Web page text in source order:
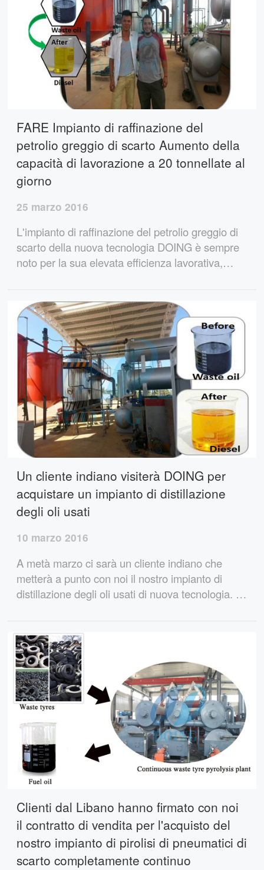
FARE Impianto di raffinazione del
petrolio greggio di scarto Aumento della
capacità di lavorazione a 20 tonnellate al
giorno
25 marzo 2016
L'impianto di raffinazione del petrolio greggio di
scarto della nuova tecnologia DOING è sempre
noto per la sua elevata efficienza lavorativa,
apparizione sul mercato. Perché FARE impianti
di raffinazione del petrolio greggio di scarto è
una nuova tecnologia? Questo perché DOI
Un cliente indiano visiterà DOING per
acquistare un impianto di distillazione
degli oli usati
10 marzo 2016
A metà marzo ci sarà un cliente indiano che
metterà a punto con noi il nostro impianto di
distillazione degli oli usati di nuova tecnologia. Il
ne installerà uno con una capacità di 10
tonnellate
Clienti dal Libano hanno firmato con noi
il contratto di vendita per l'acquisto del
nostro impianto di pirolisi di pneumatici di
scarto completamente continuo